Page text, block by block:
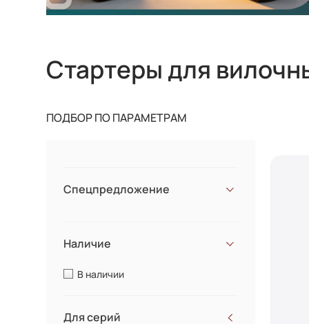
Стартеры для
ПОДБОР ПО ПАРАМЕТРАМ
Спецпредложение
Наличие
В наличии
Для серий